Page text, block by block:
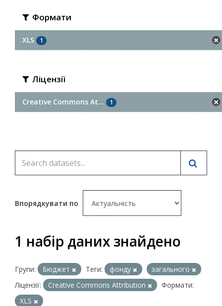
Формати
XLS 1
Ліцензії
Creative Commons At... 1
Впорядкувати по
1 набір даних знайдено
Групи: Бюджет Теги: фонду
загального
Ліцензії:
Creative Commons Attribution
Формати:
XLS